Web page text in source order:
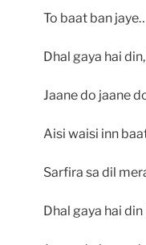
To baat ban
Dhal gaya hai
Jaane do jaane
Aisi waisi inn
Sarfira sa dil
Dhal gaya hai